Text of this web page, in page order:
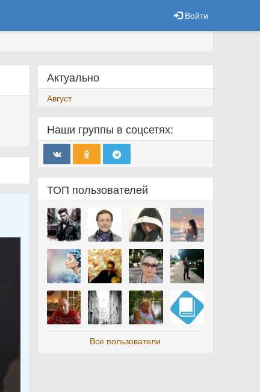
Войти
Актуально
Август
Наши группы в соцсетях:
ТОП пользователей
Все пользователи